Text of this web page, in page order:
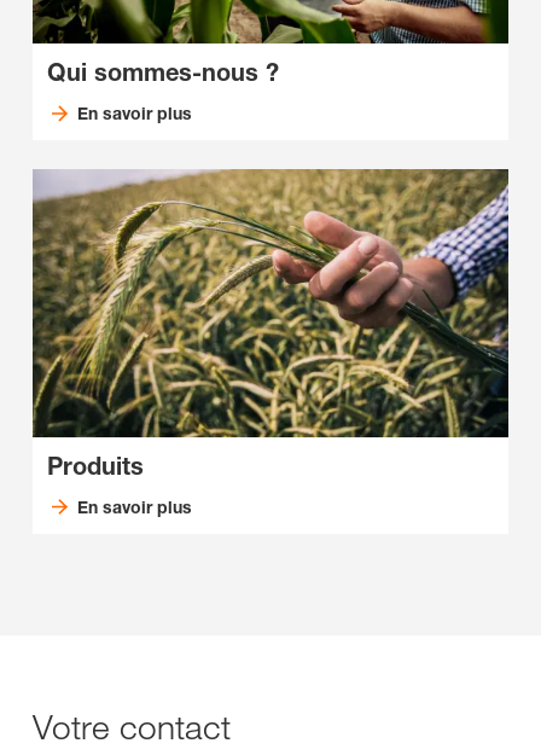
Qui sommes-nous ?
En savoir plus
Produits
En savoir plus
Votre contact